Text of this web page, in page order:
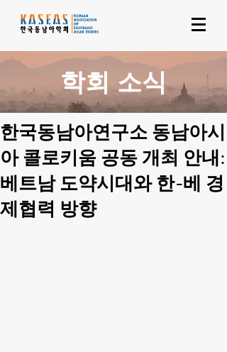
학회 소식
한국동남아연구소 동남아시
아 콜로키움 공동 개최 안내:
베트남 도약시대와 한-베 경
제협력 방향